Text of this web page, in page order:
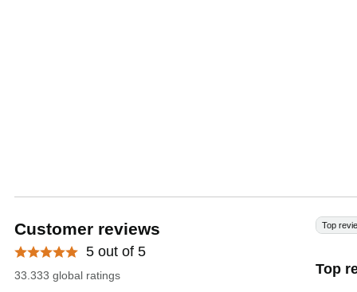
Customer reviews
5 out of 5
33.333 global ratings
Top
Top